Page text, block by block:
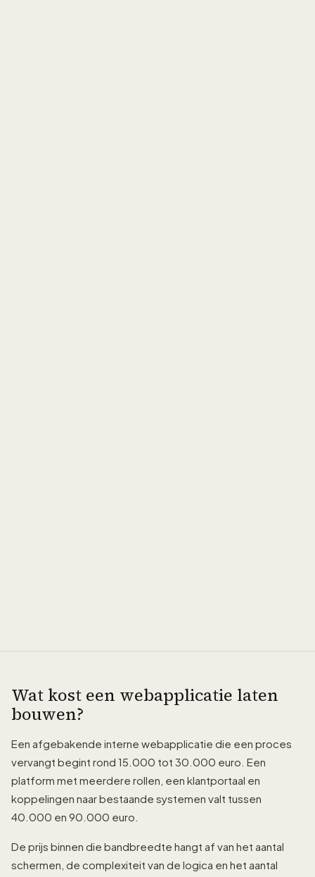
Wat kost een webapplicatie laten
bouwen?
Een afgebakende interne webapplicatie die een proces
vervangt begint rond 15.000 tot 30.000 euro. Een
platform met meerdere rollen, een klantportaal en
koppelingen naar bestaande systemen valt tussen
40.000 en 90.000 euro.
De prijs binnen die bandbreedte hangt af van het aantal
schermen, de complexiteit van de logica en het aantal